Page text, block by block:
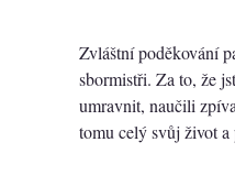
Zvláštní poděkování
sbormistři. Za to, že
umravnit, naučili
tomu celý svůj život